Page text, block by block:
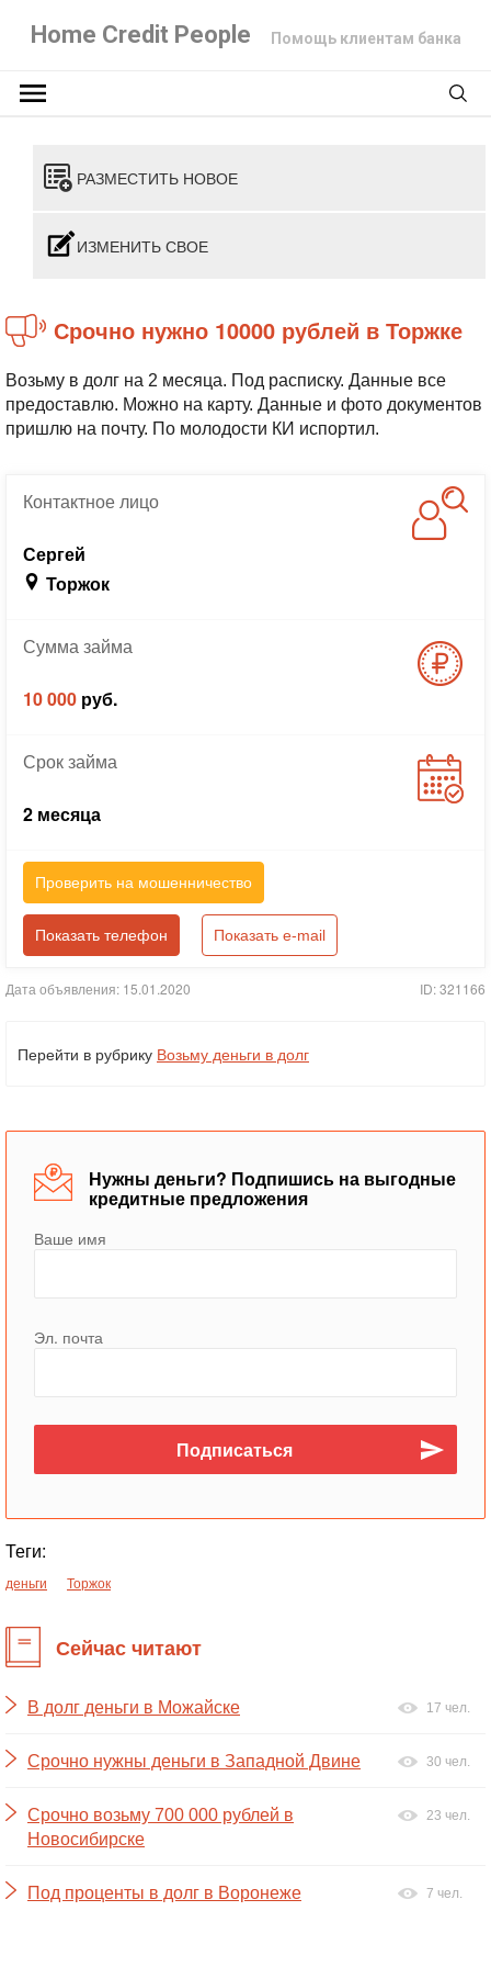
Home Credit People Помощь клиентам банка
РАЗМЕСТИТЬ НОВОЕ
ИЗМЕНИТЬ СВОЕ
Срочно нужно 10000 рублей в Торжке
Возьму в долг на 2 месяца. Под расписку. Данные все
предоставлю. Можно на карту. Данные и фото документов
пришлю на почту. По молодости КИ испортил.
Контактноелицо
Сергей
Торжок
Суммазайма
10 000 руб.
Срокзайма
2 месяца
Проверить на мошенничество
Показать телефон Показать e-mail
Дата объявления: 15.01.2020 ID: 321166
Перейти в рубрику Возьму деньги в долг
Нужны деньги? Подпишись на выгодные
кредитные предложения
Ваше имя
Эл. почта
Теги:
деньги Торжок
Сейчас читают
В долг деньги в Можайске 17 чел.
Срочно нужны деньги в Западной Двине 30 чел.
Срочно возьму 700 000 рублей в
Новосибирске
23 чел.
Под проценты в долг в Воронеже 7 чел.